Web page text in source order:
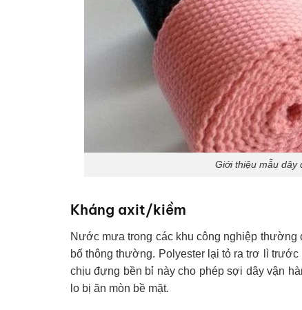
Giới thiệu mẫu dây
Kháng axit/kiềm
Nước mưa trong các khu công nghiệp
bố thông thường. Polyester lại tỏ ra trơ lì
chịu đựng bền bỉ này cho phép sợi dây vận
lo bị ăn mòn bề mặt.